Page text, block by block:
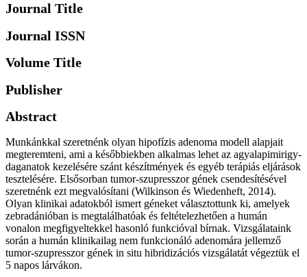
Journal Title
Journal ISSN
Volume Title
Publisher
Abstract
Munkánkkal szeretnénk olyan hipofízis adenoma modell alapjait
megteremteni, ami a későbbiekben alkalmas lehet az agyalapimirigy-
daganatok kezelésére szánt készítmények és egyéb terápiás eljárások
tesztelésére. Elsősorban tumor-szupresszor gének csendesítésével
szeretnénk ezt megvalósítani (Wilkinson és Wiedenheft, 2014).
Olyan klinikai adatokból ismert géneket választottunk ki, amelyek
zebradánióban is megtalálhatóak és feltételezhetően a humán
vonalon megfigyeltekkel hasonló funkcióval bírnak. Vizsgálataink
során a humán klinikailag nem funkcionáló adenomára jellemző
tumor-szupresszor gének in situ hibridizációs vizsgálatát végeztük el
5 napos lárvákon.